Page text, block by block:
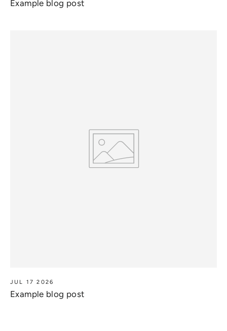
Example blog post
JUL 17 2026
Example blog post